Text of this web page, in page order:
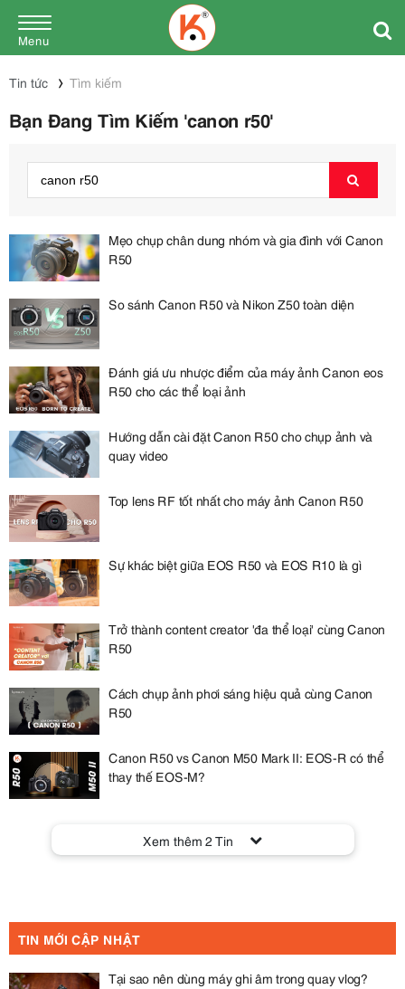
Menu
Tin tức Tìm kiếm
Bạn Đang Tìm Kiếm 'canon r50'
Mẹo chụp chân dung nhóm và gia đình với Canon
R50
So sánh Canon R50 và Nikon Z50 toàn diện
Đánh giá ưu nhược điểm của máy ảnh Canon eos
R50 cho các thể loại ảnh
Hướng dẫn cài đặt Canon R50 cho chụp ảnh và
quay video
Top lens RF tốt nhất cho máy ảnh Canon R50
Sự khác biệt giữa EOS R50 và EOS R10 là gì
Trở thành content creator 'đa thể loại' cùng Canon
R50
Cách chụp ảnh phơi sáng hiệu quả cùng Canon
R50
Canon R50 vs Canon M50 Mark II: EOS-R có thể
thay thế EOS-M?
Xem thêm 2 Tin
TIN MỚI CẬP NHẬT
Tại sao nên dùng máy ghi âm trong quay vlog?